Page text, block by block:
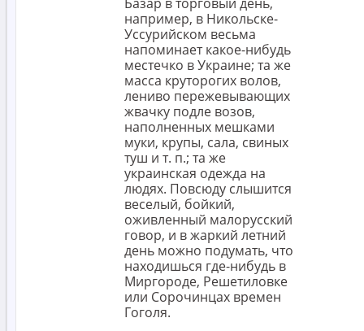
например, в Никольске-
Уссурийском весьма
напоминает какое-нибудь
местечко в Украине; та же
масса круторогих волов,
лениво пережевывающих
жвачку подле возов,
наполненных мешками
муки, крупы, сала, свиных
туш и т. п.; та же
украинская одежда на
людях. Повсюду слышится
веселый, бойкий,
оживленный малорусский
говор, и в жаркий летний
день можно подумать, что
находишься где-нибудь в
Миргороде, Решетиловке
или Сорочинцах времен
Гоголя.